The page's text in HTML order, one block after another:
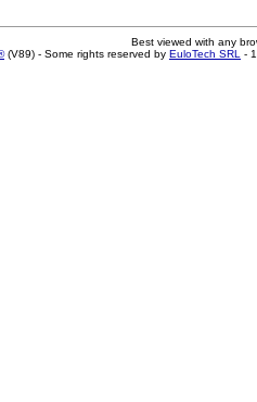
Best viewed with any
(V89) - Some rights reserved by EuloTech SRL -